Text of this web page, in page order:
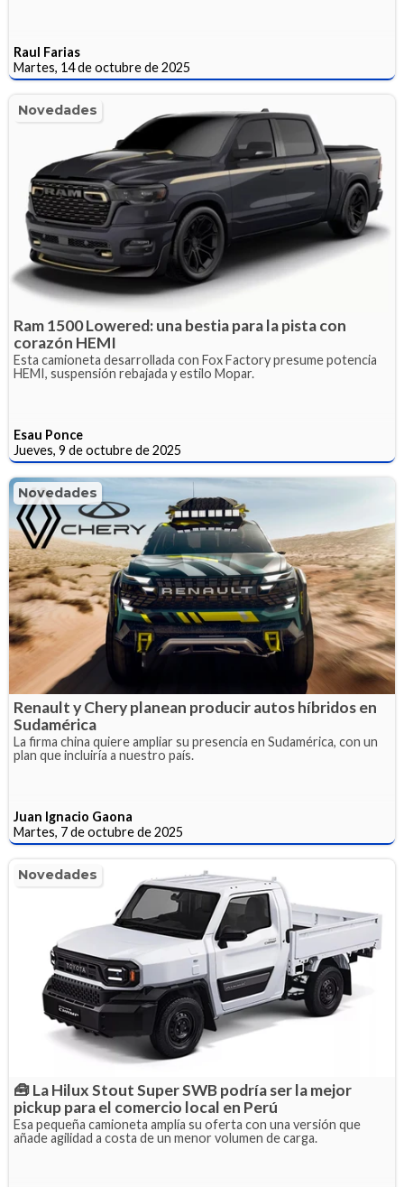
Raul Farias
Martes, 14 de octubre de 2025
Novedades
Ram 1500 Lowered: una bestia para la pista con
corazón HEMI
Esta camioneta desarrollada con Fox Factory presume potencia
HEMI, suspensión rebajada y estilo Mopar.
Esau Ponce
Jueves, 9 de octubre de 2025
Novedades
Renault y Chery planean producir autos híbridos en
Sudamérica
La firma china quiere ampliar su presencia en Sudamérica, con un
plan que incluiría a nuestro país.
Juan Ignacio Gaona
Martes, 7 de octubre de 2025
Novedades
🧰 La Hilux Stout Super SWB podría ser la mejor
pickup para el comercio local en Perú
Esa pequeña camioneta amplía su oferta con una versión que
añade agilidad a costa de un menor volumen de carga.